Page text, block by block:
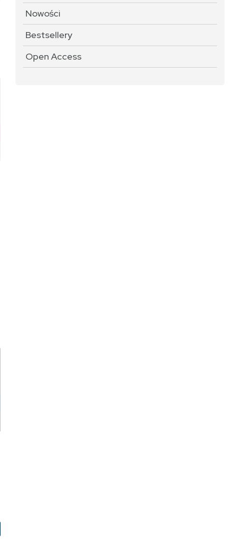
Nowości
Bestsellery
Open Access